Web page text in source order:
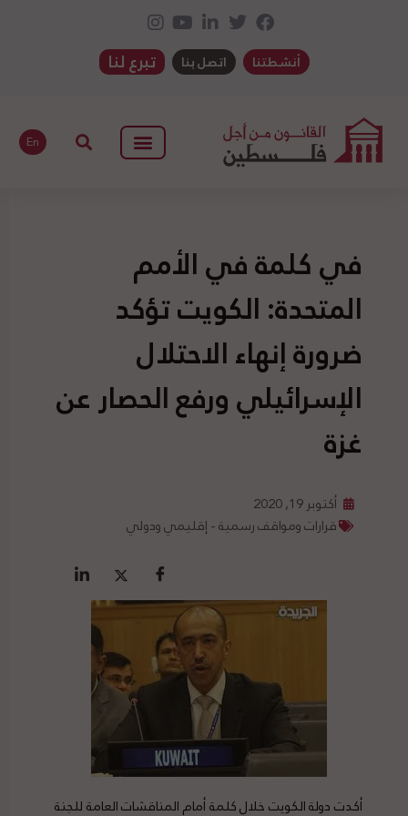
أنشطتنا اتصل بنا تبرع لنا
En
في كلمة في الأمم
المتحدة: الكويت تؤكد
ضرورة إنهاء الاحتلال
الإسرائيلي ورفع الحصار عن
غزة
أكتوبر 19, 2020
قرارات ومواقف رسمية - إقليمي ودولي
أكدت دولة الكويت خلال كلمة أمام المناقشات العامة للجنة